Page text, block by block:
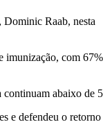
Raab, nesta
imunização, com
continuam abaixo de
e defendeu o retorno